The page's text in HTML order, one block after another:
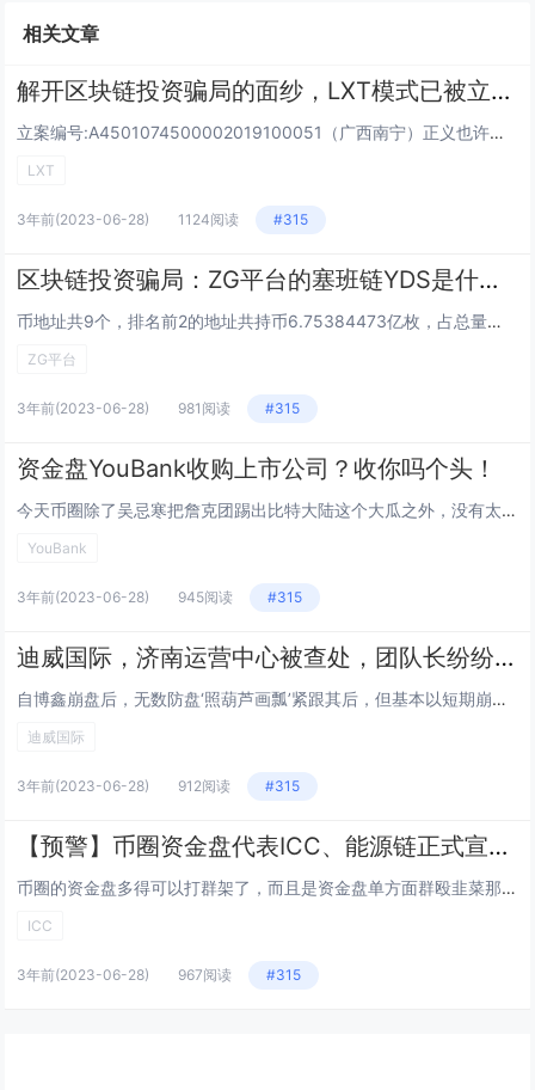
相关文章
解开区块链投资骗局的面纱，LXT模式已被立案调查
立案编号:A4501074500002019100051（广西南宁） ​​正义也许会迟到,但绝...
LXT
3年前(2023-06-28) 1124阅读 #315
区块链投资骗局：ZG平台的塞班链YDS是什么鬼，和诺基亚有关系？NO
币地址共9个，排名前2的地址共持币6.75384473亿枚，占总量的99.3%。说好的流通1.36亿枚呢？而...
ZG平台
3年前(2023-06-28) 981阅读 #315
资金盘YouBank收购上市公司？收你吗个头！
今天币圈除了吴忌寒把詹克团踢出比特大陆这个大瓜之外，没有太多的新鲜事儿，所以良心哥接上昨天的预告，来聊聊youban...
YouBank
3年前(2023-06-28) 945阅读 #315
迪威国际，济南运营中心被查处，团队长纷纷逃窜
自博鑫崩盘后，无数防盘‘照葫芦画瓢’紧跟其后，但基本以短期崩盘告终，博鑫的崛起从天时地利人和都具有绝大的优势...
迪威国际
3年前(2023-06-28) 912阅读 #315
【预警】币圈资金盘代表ICC、能源链正式宣告跑路，操盘手锒铛入狱之后贼心不死还要来圈钱！！！
币圈的资金盘多得可以打群架了，而且是资金盘单方面群殴韭菜那种。 自上半年3月份钱包类项目跑路潮，下...
ICC
3年前(2023-06-28) 967阅读 #315